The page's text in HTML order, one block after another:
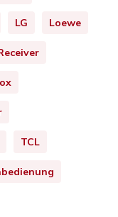
LG Loewe
TCL